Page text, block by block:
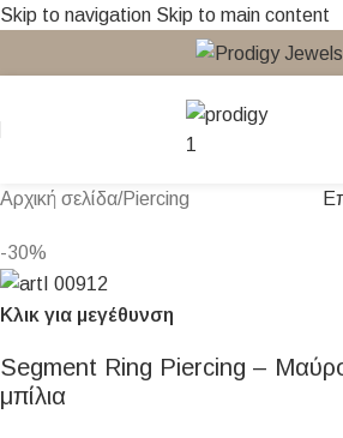
Skip to navigation Skip to main content
Αρχική σελίδα/Piercing
-30%
Κλικ για μεγέθυνση
Segment Ring Piercing – Μαύρο
μπίλια